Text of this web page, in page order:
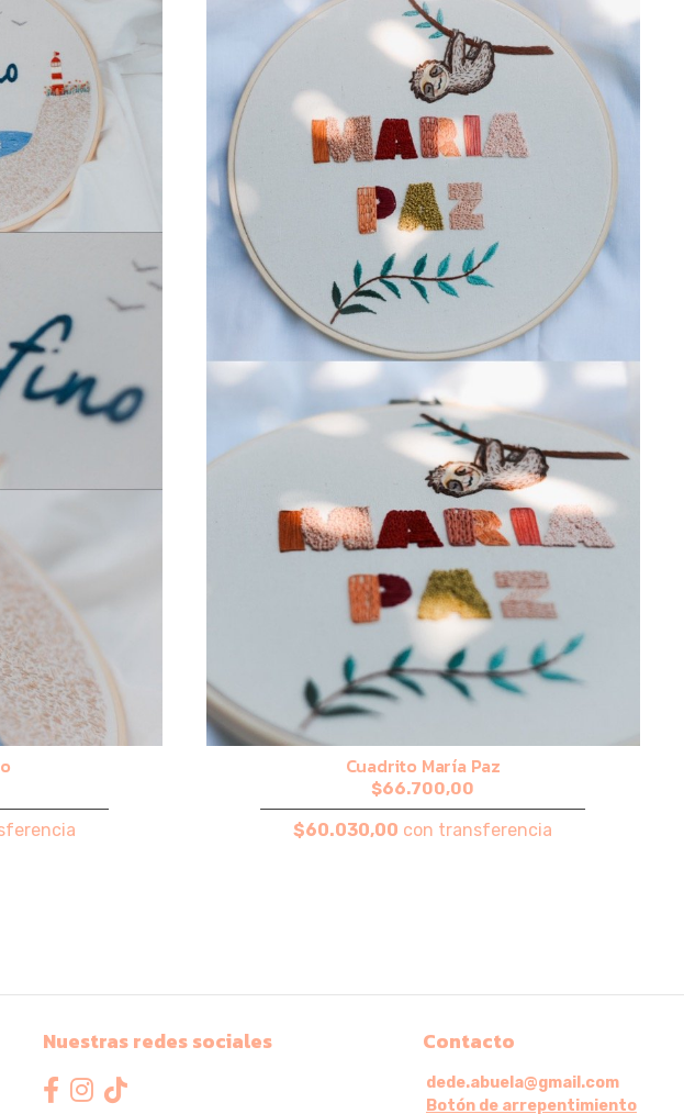
Cuadrito María Paz
$66.700,00
$60.030,00 con transferencia
Nuestras redes sociales Contacto
dede.abuela@gmail.com
Botón de arrepentimiento